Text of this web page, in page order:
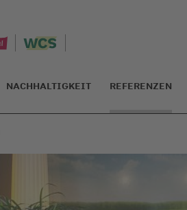
NACHHALTIGKEIT REFERENZEN